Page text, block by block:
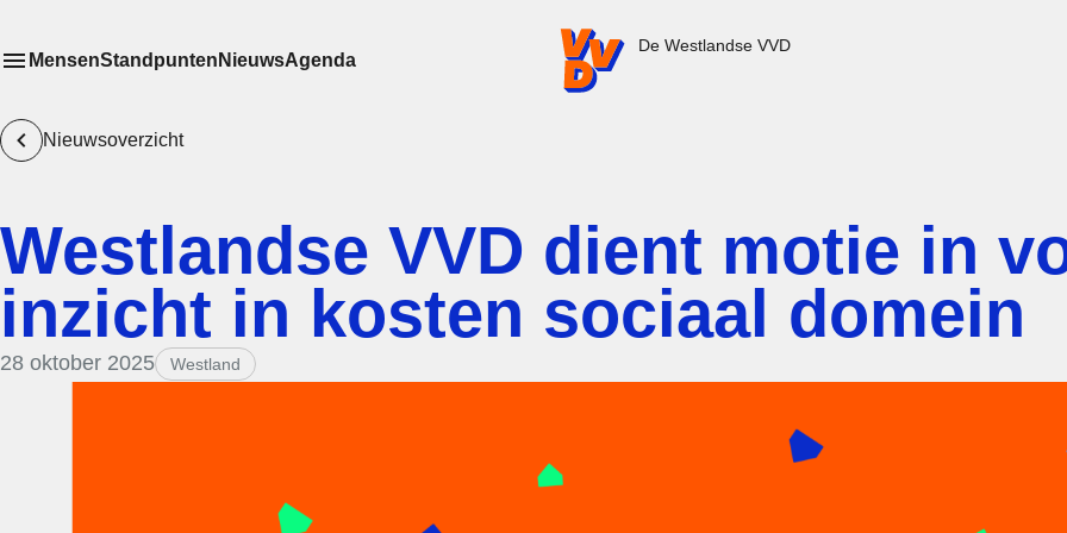
VVD.nl - Ga naar de homepage
De Westlandse VVD
Toon het submenu van
Meer menu items
MensenStandpunten NieuwsAgenda
Nieuwsoverzicht
Westlandse VVD dient motie in
inzicht in kosten sociaal domein
28 oktober 2025 Westland